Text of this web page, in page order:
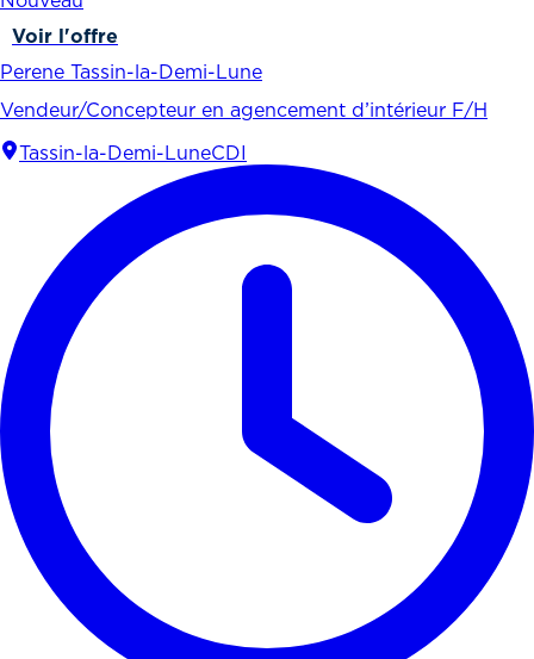
Voir l'offre
Perene Tassin-la-Demi-Lune
Vendeur/Concepteur en agencement d’intérieur F/H
Tassin-la-Demi-LuneCDI